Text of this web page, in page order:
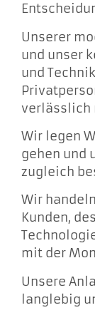
Unserer
und unser
und
verlässlich
Wir legen
gehen und
zugleich
Wir
Kunden,
mit der
Unsere
langlebig